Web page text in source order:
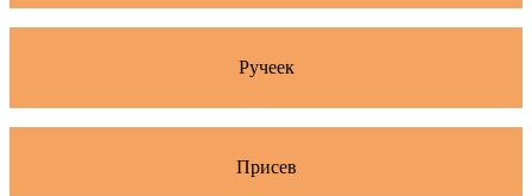
Ручеек
Присев